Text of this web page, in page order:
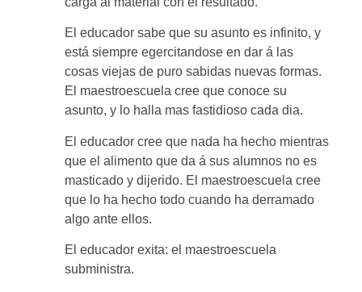
El educador sabe que su asunto es infinito, y
está siempre egercitandose en dar á las
cosas viejas de puro sabidas nuevas formas.
El maestroescuela cree que conoce su
asunto, y lo halla mas fastidioso cada dia.
El educador cree que nada ha hecho mientras
que el alimento que da á sus alumnos no es
masticado y dijerido. El maestroescuela cree
que lo ha hecho todo cuando ha derramado
algo ante ellos.
El educador exita: el maestroescuela
subministra.